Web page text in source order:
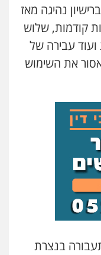
נהיגה מאז
קודמות, שלוש
ועוד עבירה של
את השימוש
בנצרת